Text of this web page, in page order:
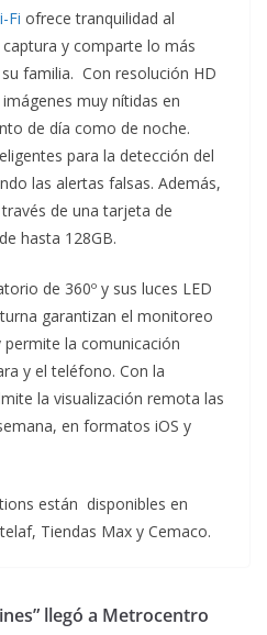
Fi ofrece tranquilidad al
y comparte lo más
familia. Con resolución HD
muy nítidas en
de día como de noche.
para la detección del
las alertas falsas. Además,
de una tarjeta de
hasta 128GB.
de 360º y sus luces LED
garantizan el monitoreo
la comunicación
y el teléfono. Con la
la visualización remota las
en formatos iOS y
están disponibles en
Tiendas Max y Cemaco.
llegó a Metrocentro